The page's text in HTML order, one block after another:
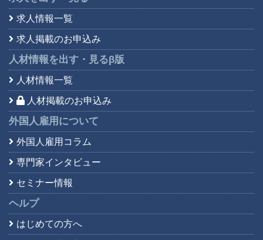
求人情報一覧
求人掲載のお申込み
人材情報を出す・見るβ版
人材情報一覧
人材掲載のお申込み
外国人雇用について
外国人雇用コラム
専門家インタビュー
セミナー情報
ヘルプ
はじめての方へ